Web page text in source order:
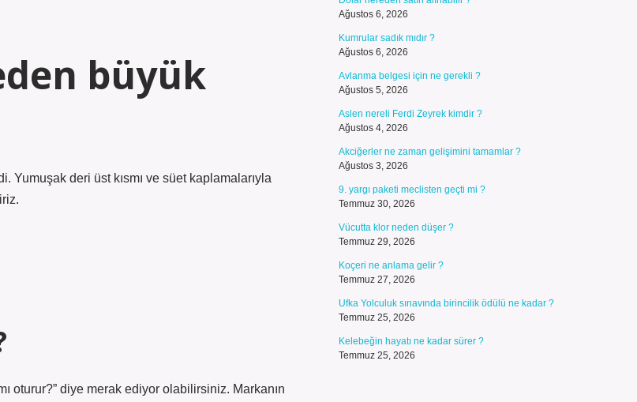
büyük
deri üst kısmı ve süet kaplamalarıyla
oturur?” diye merak ediyor olabilirsiniz. Markanın
Ağustos 6, 2026
Kumrular sadık mıdır ?
Ağustos 6, 2026
Avlanma belgesi için ne gerekli ?
Ağustos 5, 2026
Aslen nereli Ferdi Zeyrek kimdir ?
Ağustos 4, 2026
Akciğerler ne zaman gelişimini tamamlar ?
Ağustos 3, 2026
9. yargı paketi meclisten geçti mi ?
Temmuz 30, 2026
Vücutta klor neden düşer ?
Temmuz 29, 2026
Koçeri ne anlama gelir ?
Temmuz 27, 2026
Ufka Yolculuk sınavında birincilik ödülü ne kadar ?
Temmuz 25, 2026
Kelebeğin hayatı ne kadar sürer ?
Temmuz 25, 2026